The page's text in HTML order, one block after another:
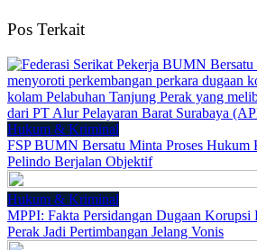
Pos Terkait
Hukum & Kriminal
FSP BUMN Bersatu Minta Proses Hukum
Pelindo Berjalan Objektif
Hukum & Kriminal
MPPI: Fakta Persidangan Dugaan Korupsi
Perak Jadi Pertimbangan Jelang Vonis